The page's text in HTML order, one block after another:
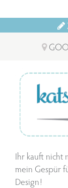
Ihr kauft nicht
mein Gespür
Design!